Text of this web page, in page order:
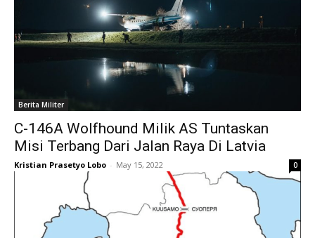
Berita Militer
C-146A Wolfhound Milik AS Tuntaskan
Misi Terbang Dari Jalan Raya Di Latvia
Kristian Prasetyo Lobo - May 15, 2022 0